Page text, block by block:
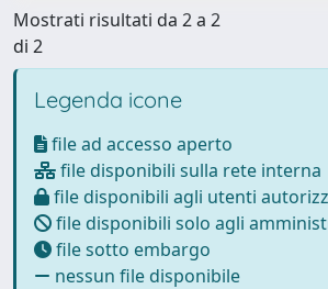
Mostrati risultati da 2 a 2
di 2
Legenda icone
file ad accesso aperto
file disponibili sulla rete interna
file disponibili agli utenti
file disponibili solo agli
file sotto embargo
nessun file disponibile